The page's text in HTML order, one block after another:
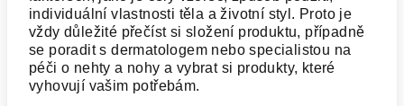
individuální vlastnosti těla a životní styl. Proto je
vždy důležité přečíst si složení produktu, případně
se poradit s dermatologem nebo specialistou na
péči o nehty a nohy a vybrat si produkty, které
vyhovují vašim potřebám.